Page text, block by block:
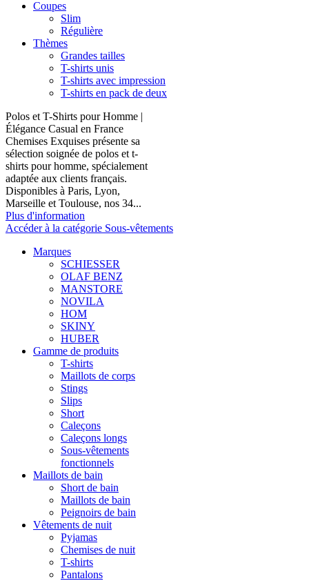
Coupes
Slim
Régulière
Thèmes
Grandes tailles
T-shirts unis
T-shirts avec impression
T-shirts en pack de deux
Polos et T-Shirts pour Homme |
Élégance Casual en France
Chemises Exquises présente sa
sélection soignée de polos et t-
shirts pour homme, spécialement
adaptée aux clients français.
Disponibles à Paris, Lyon,
Marseille et Toulouse, nos 34...
Plus d'information
Accéder à la catégorie Sous-vêtements
Marques
SCHIESSER
OLAF BENZ
MANSTORE
NOVILA
HOM
SKINY
HUBER
Gamme de produits
T-shirts
Maillots de corps
Stings
Slips
Short
Caleçons
Caleçons longs
Sous-vêtements
fonctionnels
Maillots de bain
Short de bain
Maillots de bain
Peignoirs de bain
Vêtements de nuit
Pyjamas
Chemises de nuit
T-shirts
Pantalons